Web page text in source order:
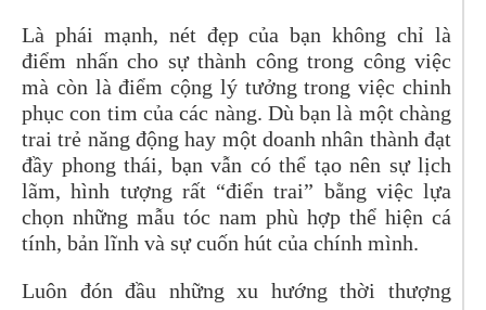
Là phái mạnh, nét đẹp của bạn không chỉ là
điểm nhấn cho sự thành công trong công việc
mà còn là điểm cộng lý tưởng trong việc chinh
phục con tim của các nàng. Dù bạn là một chàng
trai trẻ năng động hay một doanh nhân thành đạt
đầy phong thái, bạn vẫn có thể tạo nên sự lịch
lãm, hình tượng rất “điển trai” bằng việc lựa
chọn những mẫu tóc nam phù hợp thể hiện cá
tính, bản lĩnh và sự cuốn hút của chính mình.
Luôn đón đầu những xu hướng thời thượng